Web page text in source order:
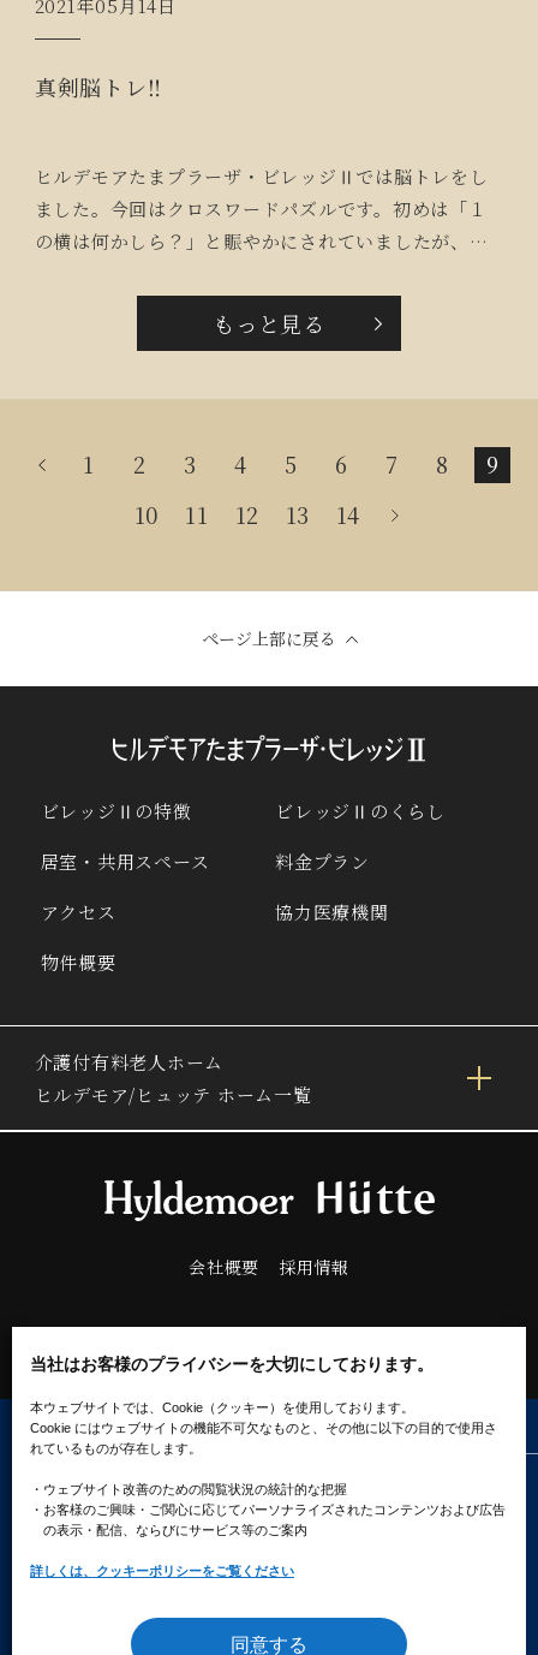
当社はお客様のプライバシーを大切にしております。
本ウェブサイトでは、Cookie（クッキー）を使用しております。
Cookie にはウェブサイトの機能不可欠なものと、その他に以下の目的で使用さ
れているものが存在します。
・ウェブサイト改善のための閲覧状況の統計的な把握
・お客様のご興味・ご関心に応じてパーソナライズされたコンテンツおよび広告
の表示・配信、ならびにサービス等のご案内
詳しくは、クッキーポリシーをご覧ください
同意する
2021年05月14日
真剣脳トレ‼
ヒルデモアたまプラーザ・ビレッジⅡでは脳トレをし
ました。今回はクロスワードパズルです。初めは「１
の横は何かしら？」と賑やかにされていましたが、次
られた方もいらっしゃいました。
もっと見る
1 2 3 4 5 6 7 8
9
10
11 12 13 14
ページ上部に戻る
ビレッジⅡの特徴
ビレッジⅡのくらし
居室・共用スペース
料金プラン
アクセス
協力医療機関
物件概要
介護付有料老人ホーム
ヒルデモア/ヒュッテ ホーム一覧
会社概要 採用情報
プライバシーポリシー
ソーシャルメディアポリシー
クッキーポリシー